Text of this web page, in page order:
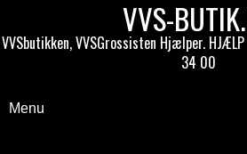
VVS-
VVSbutikken, VVSGrossisten Hjælper.
34 00
Menu